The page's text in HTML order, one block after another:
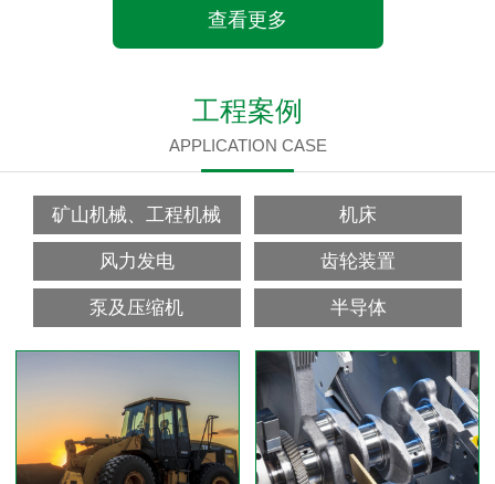
查看更多
工程案例
APPLICATION CASE
矿山机械、工程机械 机床
风力发电 齿轮装置
泵及压缩机 半导体